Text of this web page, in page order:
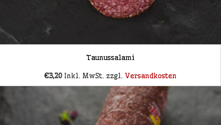
Taunussalami
€3,20 Inkl. MwSt. zzgl. Versandkosten